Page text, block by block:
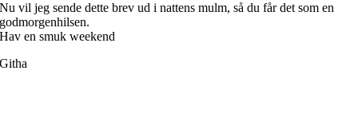
Nu vil jeg sende dette brev ud i nattens mulm, så du får det som en
godmorgenhilsen.
Hav en smuk weekend
Githa